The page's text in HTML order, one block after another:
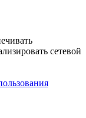
сетевой